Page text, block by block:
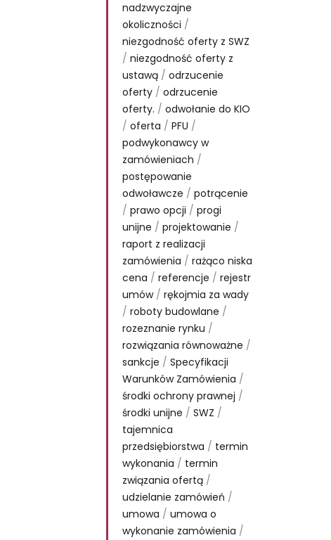
nadzwyczajne
okoliczności /
niezgodność oferty z SWZ
/ niezgodność oferty z
ustawą / odrzucenie
oferty / odrzucenie
oferty. / odwołanie do KIO
/ oferta / PFU /
podwykonawcy w
zamówieniach /
postępowanie
odwoławcze / potrącenie
/ prawo opcji / progi
unijne / projektowanie /
raport z realizacji
zamówienia / rażąco niska
cena / referencje / rejestr
umów/ rękojmia za wady
/ roboty budowlane /
rozeznanie rynku /
rozwiązania równoważne /
sankcje / Specyfikacji
Warunków Zamówienia /
środki ochrony prawnej /
środki unijne / SWZ /
tajemnica
przedsiębiorstwa / termin
wykonania / termin
związania ofertą /
udzielanie zamówień /
umowa / umowa o
wykonanie zamówienia /